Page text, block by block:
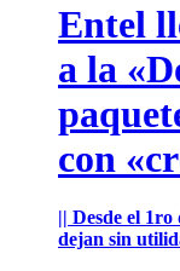
Entel
a la
con
|| Desde el 1ro
dejan sin